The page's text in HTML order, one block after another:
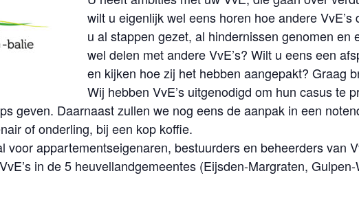
wilt u eigenlijk wel eens horen hoe andere
u al stappen gezet, al hindernissen genomen en
wel delen met andere VvE’s? Wilt u eens een
en kijken hoe zij het hebben aangepakt? Graag
Wij hebben VvE’s uitgenodigd om hun casus te
geven. Daarnaast zullen we nog eens de aanpak in een
of onderling, bij een kop koffie.
voor appartementseigenaren, bestuurders en beheerders van
in de 5 heuvellandgemeentes (Eijsden-Margraten,